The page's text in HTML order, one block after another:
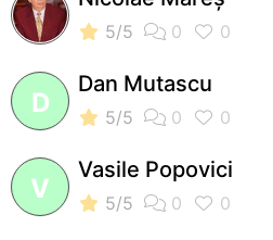
D
Dan Mutascu
V
Vasile Popovici